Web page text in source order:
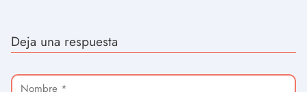
Deja una respuesta